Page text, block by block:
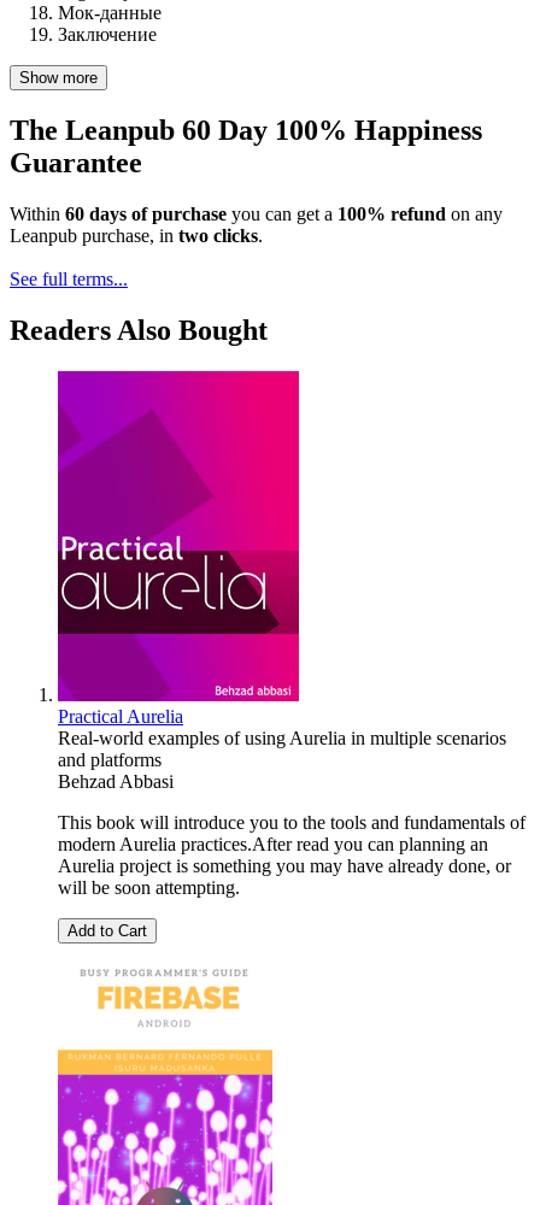
Мок-данные
Заключение
Show more
The Leanpub 60 Day 100% Happiness
Guarantee
Within 60 days of purchase you can get a 100% refund on any
Leanpub purchase, in two clicks.
See full terms...
Readers Also Bought
Practical Aurelia
Real-world examples of using Aurelia in multiple scenarios
and platforms
Behzad Abbasi
This book will introduce you to the tools and fundamentals of
modern Aurelia practices.After read you can planning an
Aurelia project is something you may have already done, or
will be soon attempting.
Add to Cart